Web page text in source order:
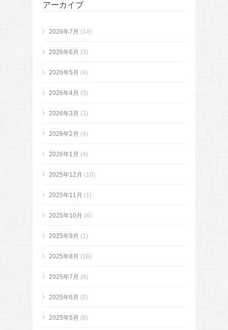
アーカイブ
2026年7月 (14)
2026年6月 (3)
2026年5月 (4)
2026年4月 (3)
2026年3月 (3)
2026年2月 (4)
2026年1月 (4)
2025年12月 (10)
2025年11月 (1)
2025年10月 (4)
2025年9月 (1)
2025年8月 (18)
2025年7月 (8)
2025年6月 (8)
2025年5月 (8)